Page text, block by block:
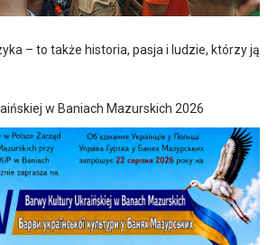
– to także historia, pasja i ludzie, którzy ją
w Baniach Mazurskich 2026